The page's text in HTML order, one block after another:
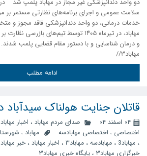
دو واحد دندانپزشکی غیر مجاز در مهاباد پلمپ شد
سلامت عمومی و اجرای برنامه‌های نظارتی مستمر بر
خدمات درمانی، دو واحد دندانپزشکی فاقد مجوز و
مهاباد، در تیرماه ۱۴۰۵ توسط تیم‌های
و درمان شناسایی و با دستور مقام قضایی پلمب
مهاباد۳//
ادامه مطلب
قاتلان جنایت هولناک
۰۴ اسفند ۰۴ صدای مردم مهاباد ، اخبار مهاباد
اختصاصی ، اختصاصی مهابادسه مهاباد ،
، مهاباد3 ، مهابادسه ، مهاباد۳ ، اخبار مهاباد ، خبر مهاباد
خبرگزاری مهاباد۳
، پایگاه خبری مهاباد۳